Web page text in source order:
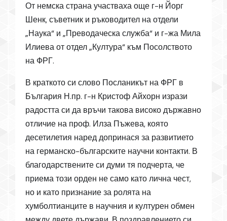
От немска страна участваха още г-н Йорг
Шенк, съветник и ръководител на отдели
„Наука“ и „Преводаческа служба“ и г-жа Мила
Илиева от отдел „Култура“ към Посолството
на ФРГ.
В краткото си слово Посланикът на ФРГ в
България Н.пр. г-н Кристоф Айхорн изрази
радостта си да връчи такова високо държавно
отличие на проф. Илза Пъжева, която
десетилетия наред допринася за развитието
на германско-българските научни контакти. В
благодарствените си думи тя подчерта, че
приема този орден не само като лична чест,
но и като признание за ролята на
хумболтианците в научния и културен обмен